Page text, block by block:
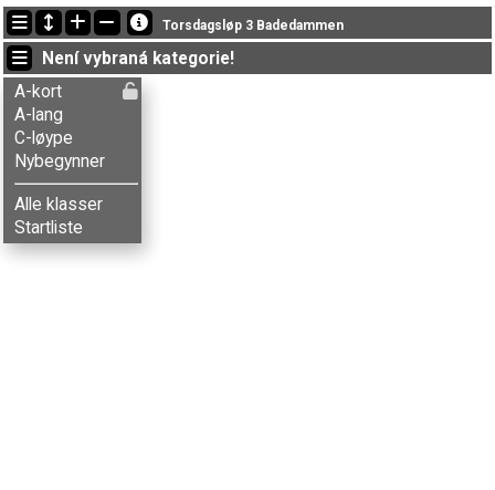
Nejnovější změny
22:40:22: Ole J. Bakken (Nybegynner) doběhl with status finished
18:56:06: Henrik L-Lund (A-lang) got new status: dns
18:29:43: Ove Bontveit (A-lang) doběhl v čase 38:51 (15)
Torsdagsløp 3 Badedammen
Není vybraná kategorie!
A-kort
A-lang
C-løype
Nybegynner
Alle klasser
Startliste